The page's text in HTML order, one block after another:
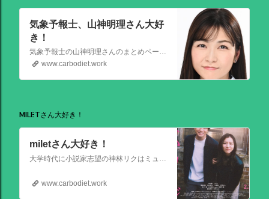
気象予報士、山神明理さん大好
き！
気象予報士の山神明理さんのまとめページを作成しました。情報があればこれからも更新します。 #山上明理 さんではありません、#山神明理 さんです。 #山神さんロス #気象予報士 #防災士 #山上あかり #DayDay
www.carbodiet.work
MILETさん大好き！
miletさん大好き！
www.carbodiet.work